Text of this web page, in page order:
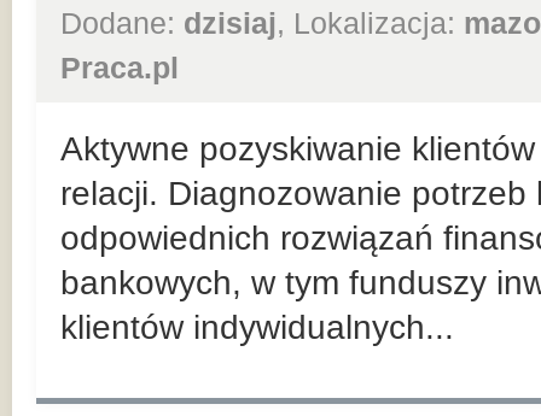
Dodane: dzisiaj, Lokalizacja:
Praca.pl
Aktywne pozyskiwanie
relacji. Diagnozowanie
odpowiednich rozwiązań
bankowych, w tym funduszy
klientów indywidualnych...